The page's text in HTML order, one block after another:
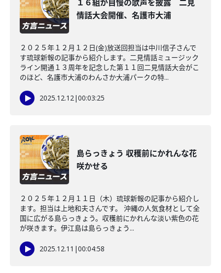
１６組が自慢の歌声を披露 二見
情話大会開催、名護市大浦
２０２５年１２月１２日(金)放送回担当は中川信子さんで
す琉球新報の記事から紹介します。二見情話ミュージック
ライン開通１３周年を記念した第１１回二見情話大会がこ
のほど、名護市大浦のわんさか大浦パークの特...
2025.12.12|00:03:25
島らっきょう 収穫前にかれんな花
咲かせる
２０２５年１２月１１日（木）琉球新報の記事から紹介し
ます。担当は上地和夫さんです。 沖縄の人気食材として全
国に広がる島らっきょう。収穫前にかれんな淡い紫色の花
が咲きます。伊江島は島らっきょう...
2025.12.11 |00:04:58